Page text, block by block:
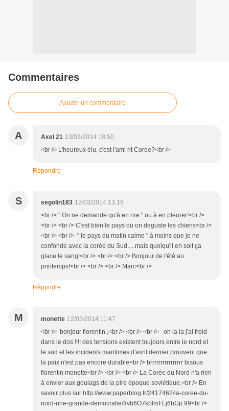
Commentaires
Ajouter un commentaire
A Axel 21 13/03/2014 18:50
<br /> L'heureux élu, c'est l'ami rit Corée?<br />
Répondre
S segolin183 12/03/2014 13:19
<br /> " On ne demande qu'à en rire " ou à en pleurer!<br />
<br /> <br /> C'est bien le pays ou on deguste les chiens<br />
<br /> <br /> " le pays du matin calme " à moins que je ne
confonde avec la corée du Sud.....mais quoiqu'il en soit ça
glace le sang!<br /> <br /> <br /> Bonjour de l'été au
printemps!<br /> <br /> <br /> Marc<br />
Répondre
M monette 12/03/2014 11:47
<br /> bonjour florentin ,<br /> <br /> <br /> oh la la j'ai froid
dans le dos !!!! des tensions existent toujours entre le nord et
le sud et les incidents maritimes d'avril dernier prouvent que
la paix n'est pas encore durable<br /> brrrrrrrrrrrrrrrr bisous
florentin monette<br /> <br /> <br /> La Corée du Nord n'a rien
à envier aux goulags de la pire époque soviétique.<br /> En
savoir plus sur http://www.paperblog.fr/2417462/la-coree-du-
nord-une-grande-democratie/#vb6O7kbfmFLj6hGp.99<br />